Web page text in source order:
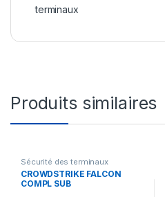
terminaux
Produits similaires
Sécurité des terminaux
CROWDSTRIKE FALCON
COMPL SUB